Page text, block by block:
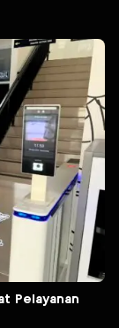
Pelayanan